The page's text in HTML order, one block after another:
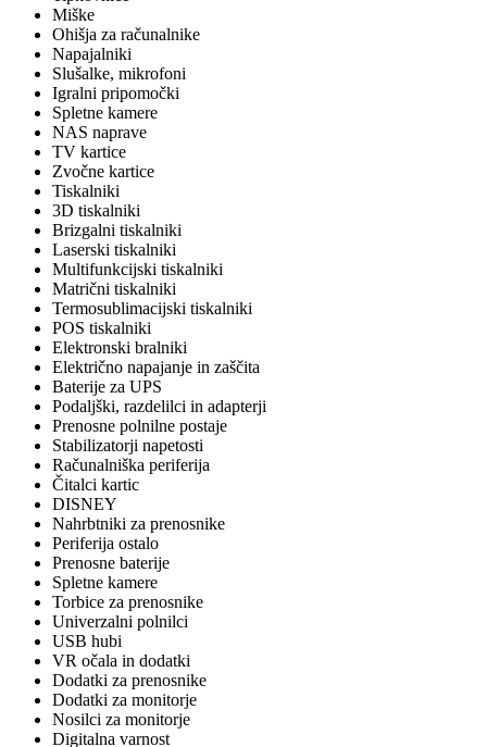
Miške
Ohišja za računalnike
Napajalniki
Slušalke, mikrofoni
Igralni pripomočki
Spletne kamere
NAS naprave
TV kartice
Zvočne kartice
Tiskalniki
3D tiskalniki
Brizgalni tiskalniki
Laserski tiskalniki
Multifunkcijski tiskalniki
Matrični tiskalniki
Termosublimacijski tiskalniki
POS tiskalniki
Elektronski bralniki
Električno napajanje in zaščita
Baterije za UPS
Podaljški, razdelilci in adapterji
Prenosne polnilne postaje
Stabilizatorji napetosti
Računalniška periferija
Čitalci kartic
DISNEY
Nahrbtniki za prenosnike
Periferija ostalo
Prenosne baterije
Spletne kamere
Torbice za prenosnike
Univerzalni polnilci
USB hubi
VR očala in dodatki
Dodatki za prenosnike
Dodatki za monitorje
Nosilci za monitorje
Digitalna varnost